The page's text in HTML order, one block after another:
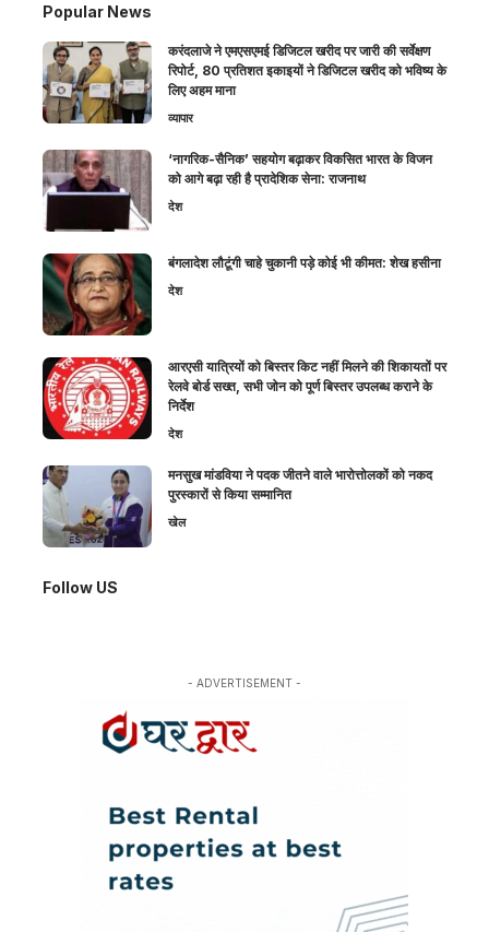
Popular News
करंदलाजे ने एमएसएमई डिजिटल खरीद पर जारी की सर्वेक्षण
रिपोर्ट, 80 प्रतिशत इकाइयों ने डिजिटल खरीद को भविष्य के
लिए अहम माना
व्यापार
‘नागरिक-सैनिक’ सहयोग बढ़ाकर विकसित भारत के विजन
को आगे बढ़ा रही है प्रादेशिक सेना: राजनाथ
देश
बंगलादेश लौटूंगी चाहे चुकानी पड़े कोई भी कीमत: शेख हसीना
देश
आरएसी यात्रियों को बिस्तर किट नहीं मिलने की शिकायतों पर
रेलवे बोर्ड सख्त, सभी जोन को पूर्ण बिस्तर उपलब्ध कराने के
निर्देश
देश
मनसुख मांडविया ने पदक जीतने वाले भारोत्तोलकों को नकद
पुरस्कारों से किया सम्मानित
खेल
Follow US
- ADVERTISEMENT -